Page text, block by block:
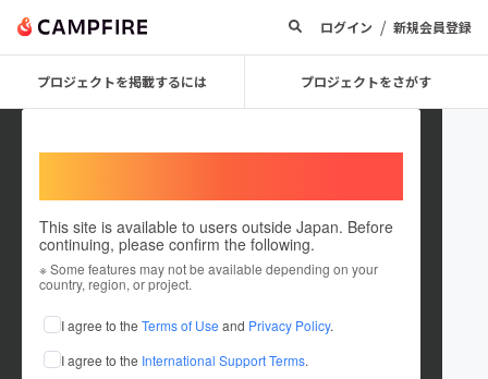
ログイン / 新規会員登録
プロジェクトを掲載するには プロジェクトをさがす
This site is available to users outside Japan. Before
continuing, please confirm the following.
※ Some features may not be available depending on your
country, region, or project.
I agree to the Terms of Use and Privacy Policy.
I agree to the International Support Terms.
DEEPDIVE_HQ
これまでに2回支援して2件のプロジェクトを投稿しています
CAMPFIREクラウドファンディングアワード受賞履歴